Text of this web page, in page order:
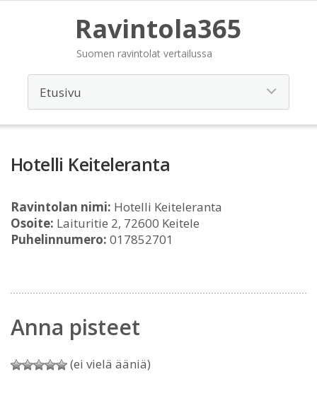
Ravintola365
Suomen ravintolat vertailussa
Hotelli Keiteleranta
Ravintolan nimi: Hotelli Keiteleranta
Osoite: Laituritie 2, 72600 Keitele
Puhelinnumero: 017852701
Anna pisteet
(ei vielä ääniä)